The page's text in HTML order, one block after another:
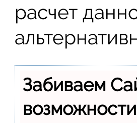
расчет
Забиваем